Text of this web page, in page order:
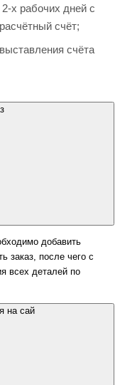
х рабочих дней с
счёт;
счёта
добавить
заказ, после чего с
всех деталей по
на сай